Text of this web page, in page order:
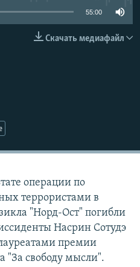
55:00
Скачать медиафайл
операции по
террористами в
"Норд-Ост" погибли
Насрин Сотудэ
премии
"За свободу мысли".